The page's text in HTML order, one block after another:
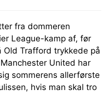
fra dommeren
League-kamp af, før
Trafford trykkede på
United har
sommerens allerførste
hvis man skal tro